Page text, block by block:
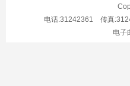
电话:31242361 传真
电子